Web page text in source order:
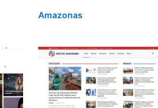
Amazonas